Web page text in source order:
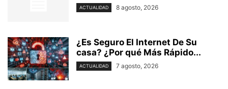
ACTUALIDAD 8 agosto, 2026
¿Es Seguro El Internet De Su
casa? ⁢¿Por qué Más Rápido...
ACTUALIDAD 7 agosto, 2026